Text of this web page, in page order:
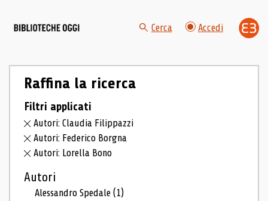
Cerca Accedi
Raffina la ricerca
Filtri applicati
Autori: Claudia Filippazzi
Autori: Federico Borgna
Autori: Lorella Bono
Autori
Alessandro Spedale(1)